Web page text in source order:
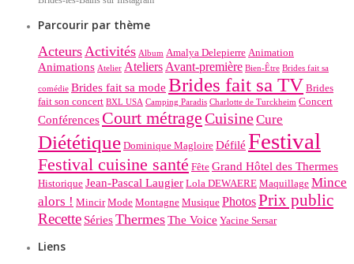
Parcourir par thème
ActeursActivités Album Amalya Delepierre Animation
Animations Atelier Ateliers Avant-première Bien-Être Brides fait sa
comédie Brides fait sa mode Brides fait sa TV Brides
fait son concert BXL USA Camping Paradis Charlotte de Turckheim Concert
Conférences Court métrageCuisineCure
Diététique Dominique Magloire Défilé Festival
Festival cuisine santé Fête Grand Hôtel des Thermes
Historique Jean-Pascal Laugier Lola DEWAERE Maquillage Mince
alors ! Mincir Mode Montagne Musique PhotosPrix public
Recette SériesThermesThe Voice Yacine Sersar
Liens